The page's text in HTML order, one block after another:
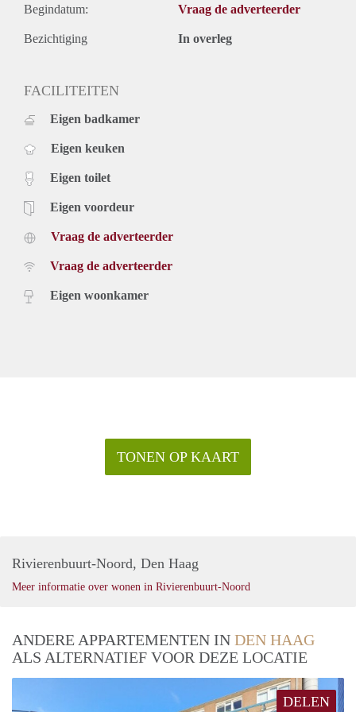
Begindatum: Vraag de adverteerder
Bezichtiging In overleg
FACILITEITEN
Eigen badkamer
Eigen keuken
Eigen toilet
Eigen voordeur
Vraag de adverteerder
Vraag de adverteerder
Eigen woonkamer
TONEN OP KAART
Rivierenbuurt-Noord, Den Haag
Meer informatie over wonen in Rivierenbuurt-Noord
ANDERE APPARTEMENTEN IN DEN HAAG
ALS ALTERNATIEF VOOR DEZE LOCATIE
DELEN